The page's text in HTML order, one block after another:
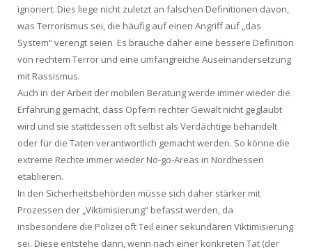
ignoriert. Dies liege nicht zuletzt an falschen Definitionen davon,
was Terrorismus sei, die häufig auf einen Angriff auf „das
System“ verengt seien. Es brauche daher eine bessere Definition
von rechtem Terror und eine umfangreiche Auseinandersetzung
mit Rassismus.
Auch in der Arbeit der mobilen Beratung werde immer wieder die
Erfahrung gemacht, dass Opfern rechter Gewalt nicht geglaubt
wird und sie stattdessen oft selbst als Verdächtige behandelt
oder für die Taten verantwortlich gemacht werden. So könne die
extreme Rechte immer wieder No-go-Areas in Nordhessen
etablieren.
In den Sicherheitsbehörden müsse sich daher stärker mit
Prozessen der „Viktimisierung“ befasst werden, da
insbesondere die Polizei oft Teil einer sekundären Viktimisierung
sei. Diese entstehe dann, wenn nach einer konkreten Tat (der